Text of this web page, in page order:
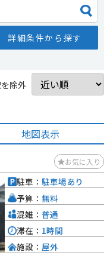
詳細条件から探す
除外
地図表示
お気に入り
駐車： 駐車場あり
予算： 無料
混雑： 普通
滞在： 1時間
施設： 屋外